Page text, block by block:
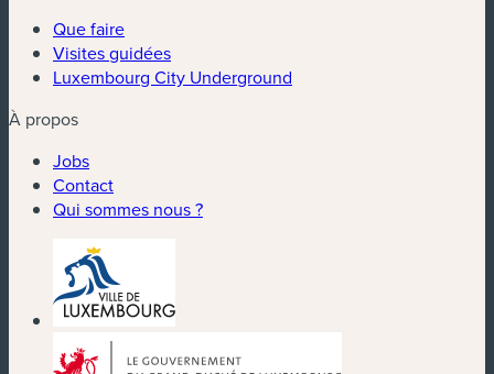
Que faire
Visites guidées
Luxembourg City Underground
À propos
Jobs
Contact
Qui sommes nous ?